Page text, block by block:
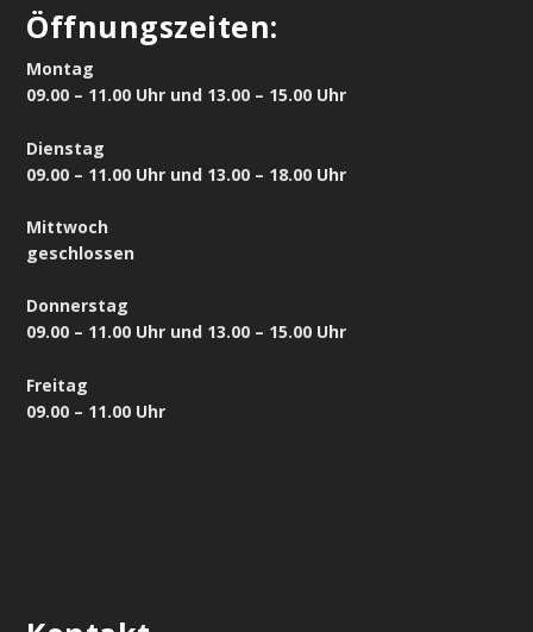
Öffnungszeiten:
Montag
09.00 – 11.00 Uhr und 13.00 – 15.00 Uhr
Dienstag
09.00 – 11.00 Uhr und 13.00 – 18.00 Uhr
Mittwoch
geschlossen
Donnerstag
09.00 – 11.00 Uhr und 13.00 – 15.00 Uhr
Freitag
09.00 – 11.00 Uhr